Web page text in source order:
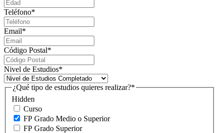
Teléfono*
Email*
Código Postal*
Nivel de Estudios*
Hidden
¿Qué tipo de estudios quieres realizar?*
Curso
FP Grado Medio o Superior
FP Grado Superior